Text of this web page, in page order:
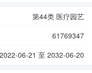
第44类 医疗园艺
61769347
2022-06-21 至 2032-06-20